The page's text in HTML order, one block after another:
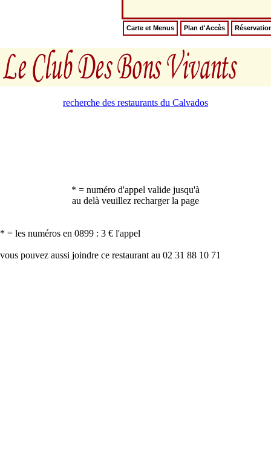
Carte et Menus Plan d'Accès
recherche des restaurants du Calvados
* = numéro d'appel valide jusqu'à
au delà veuillez recharger la page
* = les numéros en 0899 : 3 € l'appel
vous pouvez aussi joindre ce restaurant au 02 31 88 10 71